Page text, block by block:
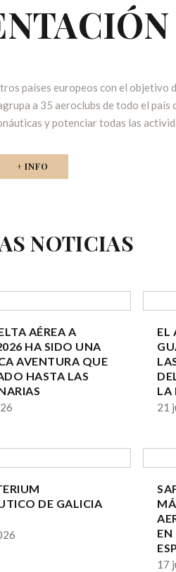
países europeos con el
a 35 aeroclubs de todo el
y potenciar todas las
+ INFO
NOTICIAS
AÉREA A
HA SIDO UNA
AVENTURA QUE
HASTA LAS
EL
LA
21
DE GALICIA
EN
17